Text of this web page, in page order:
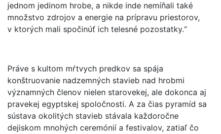
jednom jedinom hrobe, a nikde inde nemíňali také
množstvo zdrojov a energie na prípravu priestorov,
v ktorých mali spočinúť ich telesné pozostatky.“
Práve s kultom mŕtvych predkov sa spája
konštruovanie nadzemných stavieb nad hrobmi
významných členov nielen starovekej, ale dokonca aj
pravekej egyptskej spoločnosti. A za čias pyramíd sa
sústava okolitých stavieb stávala každoročne
dejiskom mnohých ceremónií a festivalov, zatiaľ čo